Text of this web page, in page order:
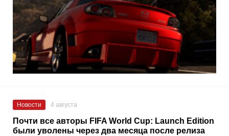
Новости 4 августа
Почти все авторы FIFA World Cup: Launch Edition
были уволены через два месяца после релиза